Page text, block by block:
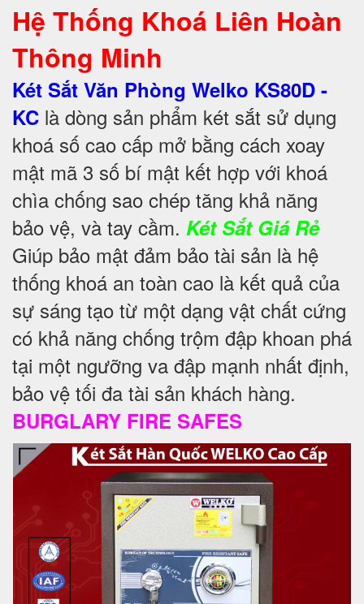
Hệ Thống Khoá Liên Hoàn
Thông Minh
Két Sắt Văn Phòng Welko KS80D -
KC là dòng sản phẩm két sắt sử dụng
khoá số cao cấp mở bằng cách xoay
mật mã 3 số bí mật kết hợp với khoá
chìa chống sao chép tăng khả năng
bảo vệ, và tay cầm. Két Sắt Giá Rẻ
Giúp bảo mật đảm bảo tài sản là hệ
thống khoá an toàn cao là kết quả của
sự sáng tạo từ một dạng vật chất cứng
có khả năng chống trộm đập khoan phá
tại một ngưỡng va đập mạnh nhất định,
bảo vệ tối đa tài sản khách hàng.
BURGLARY FIRE SAFES